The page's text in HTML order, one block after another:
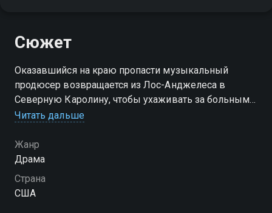
Сюжет
Оказавшийся на краю пропасти музыкальный
продюсер возвращается из Лос-Анджелеса в
Северную Каролину, чтобы ухаживать за больным
отцом.
Читать дальше
Жанр
Драма
Страна
США